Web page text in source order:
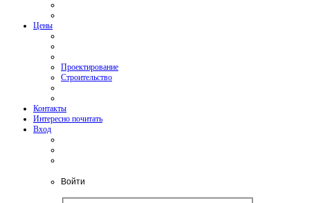
Цены
Проектирование
Строительство
Контакты
Интересно почитать
Вход
Войти